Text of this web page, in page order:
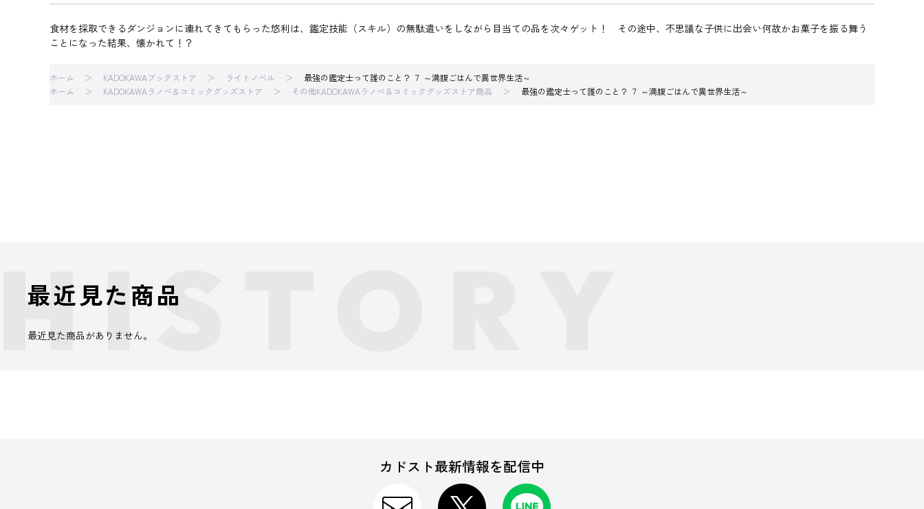
食材を採取できるダンジョンに連れてきてもらった悠利は、鑑定技能（スキル）の無駄遣いをしながら目当ての品を次々ゲット！ その途中、不思議な子供に出会い何故かお菓子を振る舞う
ことになった結果、懐かれて！？
ホーム KADOKAWAブックストア ライトノベル
最強の鑑定士って誰のこと？ ７ ～満腹ごはんで異世界生活～
ホーム
KADOKAWAラノベ＆コミックグッズストア その他KADOKAWAラノベ＆コミックグッズストア商品 最強の鑑定士って誰のこと？ ７ ～満腹ごはんで異世界生活～
最近見た商品
最近見た商品がありません。
カドスト最新情報を配信中